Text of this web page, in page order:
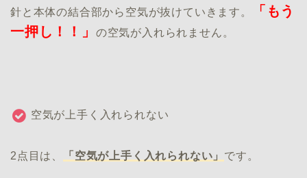
針と本体の結合部から空気が抜けていきます。
「もう
一押し！！」
の空気が入れられません。
空気が上手く入れられない
2点目は、 「空気が上手く入れられない」 です。